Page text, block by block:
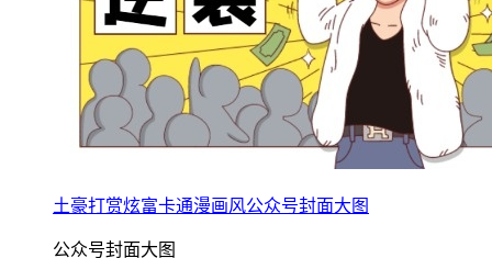
土豪打赏炫富卡通漫画风公众号封面大图
公众号封面大图